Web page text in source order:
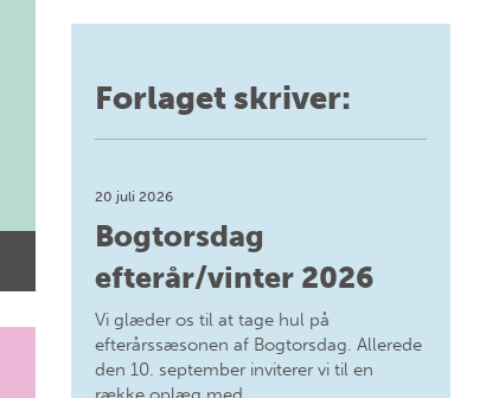
Forlaget skriver:
20 juli 2026
Bogtorsdag
efterår/vinter 2026
Vi glæder os til at tage hul på
efterårssæsonen af Bogtorsdag. Allerede
den 10. september inviterer vi til en